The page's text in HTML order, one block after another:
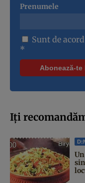
Prenumele
Sunt de
*
Iți